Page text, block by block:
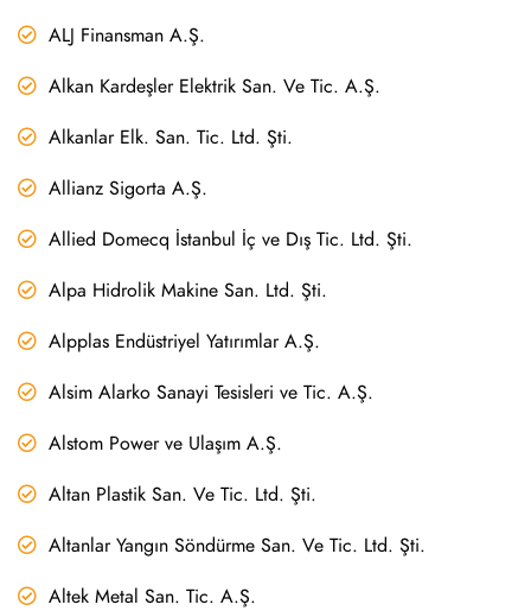
ALJ Finansman A.Ş.
Alkan Kardeşler Elektrik San. Ve Tic. A.Ş.
Alkanlar Elk. San. Tic. Ltd. Şti.
Allianz Sigorta A.Ş.
Allied Domecq İstanbul İç ve Dış Tic. Ltd. Şti.
Alpa Hidrolik Makine San. Ltd. Şti.
Alpplas Endüstriyel Yatırımlar A.Ş.
Alsim Alarko Sanayi Tesisleri ve Tic. A.Ş.
Alstom Power ve Ulaşım A.Ş.
Altan Plastik San. Ve Tic. Ltd. Şti.
Altanlar Yangın Söndürme San. Ve Tic. Ltd. Şti.
Altek Metal San. Tic. A.Ş.